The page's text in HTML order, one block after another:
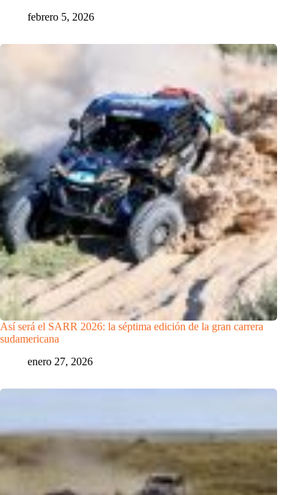
febrero 5, 2026
Así será el SARR 2026: la séptima edición de la gran carrera
sudamericana
enero 27, 2026